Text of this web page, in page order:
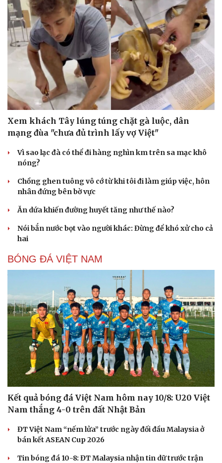
Sức khỏe
Dinh dưỡng - món ngon
Cây thuốc
Nhi khoa
Nam khoa
Làm đẹp - giảm cân
Phòng mạch online
Ăn sạch sống khỏe
Đời sống
Nhà đẹp
Blog
Xem khách Tây lúng túng chặt gà luộc, dân
mạng đùa "chưa đủ trình lấy vợ Việt"
Vì sao lạc đà có thể đi hàng nghìn km trên sa mạc khô
nóng?
Chồng ghen tuông vô cớ từ khi tôi đi làm giúp việc, hôn
nhân đứng bên bờ vực
Ăn dứa khiến đường huyết tăng như thế nào?
Nói bắn nước bọt vào người khác: Đừng để khó xử cho cả
hai
BÓNG ĐÁ VIỆT NAM
Kết quả bóng đá Việt Nam hôm nay 10/8: U20 Việt
Nam thắng 4-0 trên đất Nhật Bản
ĐT Việt Nam “nếm lửa” trước ngày đối đầu Malaysia ở
bán kết ASEAN Cup 2026
Tin bóng đá 10-8: ĐT Malaysia nhận tin dữ trước trận